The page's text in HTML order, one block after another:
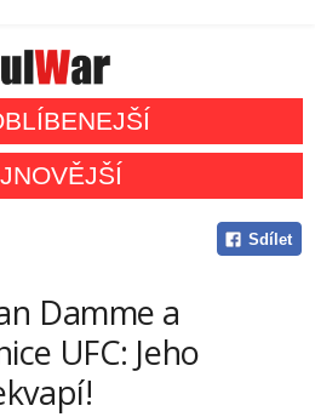
Sdílet
Damme a
UFC: Jeho